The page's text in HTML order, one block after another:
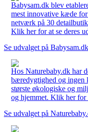
Babysam.dk blev
mest innovative kæde
netværk på 30
Klik her for at se deres
Se udvalget på Babysam.dk
Hos Naturebaby.dk har
bæredygtighed og ingen
største økologiske og
og hjemmet. Klik her for
Se udvalget på